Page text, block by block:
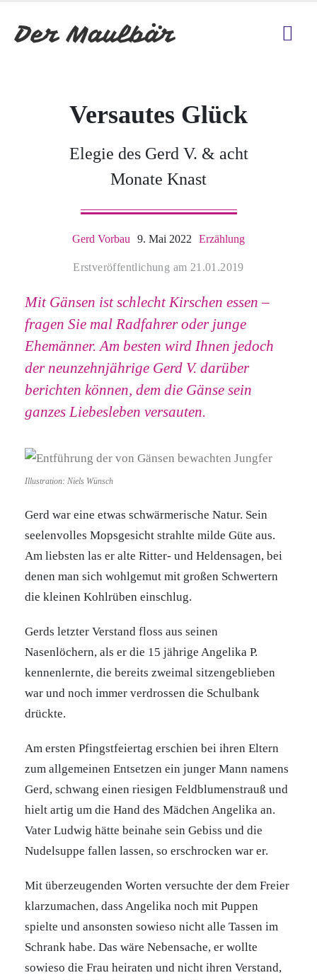
Versautes Glück
Elegie des Gerd V. & acht
Monate Knast
Gerd Vorbau 9. Mai 2022 Erzählung
Erstveröffentlichung am 21.01.2019
Mit Gänsen ist schlecht Kirschen essen –
fragen Sie mal Radfahrer oder junge
Ehemänner. Am besten wird Ihnen jedoch
der neunzehnjährige Gerd V. darüber
berichten können, dem die Gänse sein
ganzes Liebesleben versauten.
Illustration: Niels Wünsch
Gerd war eine etwas schwärmerische Natur. Sein
seelenvolles Mopsgesicht strahlte milde Güte aus.
Am liebsten las er alte Ritter- und Heldensagen, bei
denen man sich wohlgemut mit großen Schwertern
die kleinen Kohlrüben einschlug.
Gerds letzter Verstand floss aus seinen
Nasenlöchern, als er die 15 jährige Angelika P.
kennenlernte, die bereits zweimal sitzengeblieben
war und noch immer verdrossen die Schulbank
drückte.
Am ersten Pfingstfeiertag erschien bei ihren Eltern
zum allgemeinen Entsetzen ein junger Mann namens
Gerd, schwang einen riesigen Feldblumenstrauß und
hielt artig um die Hand des Mädchen Angelika an.
Vater Ludwig hätte beinahe sein Gebiss und die
Nudelsuppe fallen lassen, so erschrocken war er.
Mit überzeugenden Worten versuchte der dem Freier
klarzumachen, dass Angelika noch mit Puppen
spielte und ansonsten sowieso nicht alle Tassen im
Schrank habe. Das wäre Nebensache, er wollte
sowieso die Frau heiraten und nicht ihren Verstand,